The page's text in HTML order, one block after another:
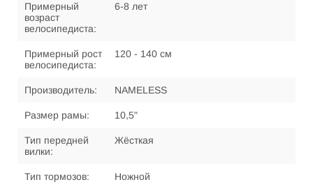
Примерный
возраст
велосипедиста:
6-8 лет
Примерный рост
велосипедиста:
120 - 140 см
Производитель: NAMELESS
Размер рамы: 10,5"
Тип передней
вилки:
Жёсткая
Тип тормозов: Ножной